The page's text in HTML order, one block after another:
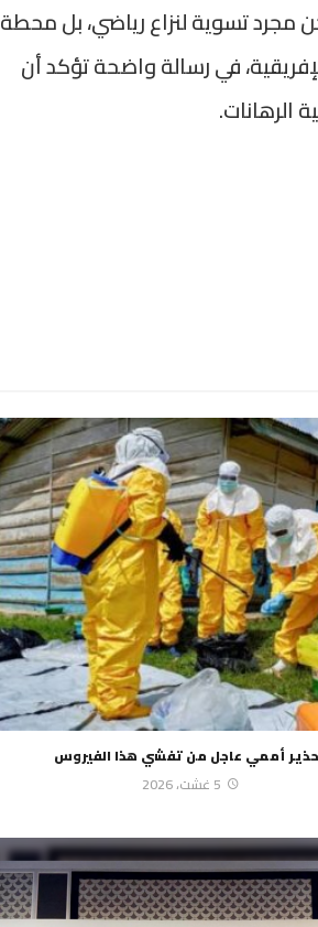
مجرد تسوية لنزاع رياضي، بل محطة
في رسالة واضحة تؤكد أن
أممي عاجل من تفشي هذا الفيروس
5 غشت، 2026